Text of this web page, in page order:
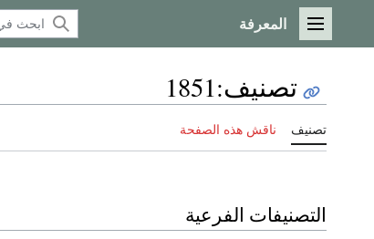
القائمة الرئيسية
المعرفة
تصنيف:
1851
تصنيف ناقش هذه الصفحة
التصنيفات الفرعية